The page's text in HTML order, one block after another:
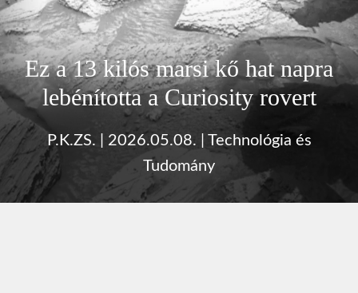
Ez a 13 kilós marsi kő hat napra
lebénította a Curiosity rovert
P.K.ZS. 2026.05.08.
Technológia és
Tudomány